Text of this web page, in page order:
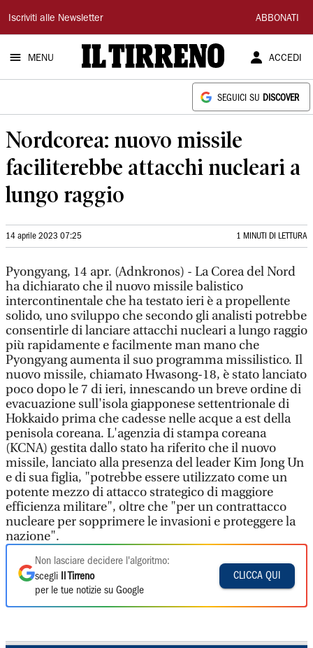
Il
Tirreno
Iscriviti alle Newsletter ABBONATI
MENU ACCEDI
SEGUICI SU DISCOVER
Nordcorea: nuovo missile
faciliterebbe attacchi nucleari a
lungo raggio
14 aprile 2023 07:25 1 MINUTI DI LETTURA
Pyongyang, 14 apr. (Adnkronos) - La Corea del Nord
ha dichiarato che il nuovo missile balistico
intercontinentale che ha testato ieri è a propellente
solido, uno sviluppo che secondo gli analisti potrebbe
consentirle di lanciare attacchi nucleari a lungo raggio
più rapidamente e facilmente man mano che
Pyongyang aumenta il suo programma missilistico. Il
nuovo missile, chiamato Hwasong-18, è stato lanciato
poco dopo le 7 di ieri, innescando un breve ordine di
evacuazione sull'isola giapponese settentrionale di
Hokkaido prima che cadesse nelle acque a est della
penisola coreana. L'agenzia di stampa coreana
(KCNA) gestita dallo stato ha riferito che il nuovo
missile, lanciato alla presenza del leader Kim Jong Un
e di sua figlia, "potrebbe essere utilizzato come un
potente mezzo di attacco strategico di maggiore
efficienza militare", oltre che "per un contrattacco
nucleare per sopprimere le invasioni e proteggere la
nazione".
Non lasciare decidere l'algoritmo:
scegli
Il Tirreno
per le tue notizie su Google
CLICCA QUI